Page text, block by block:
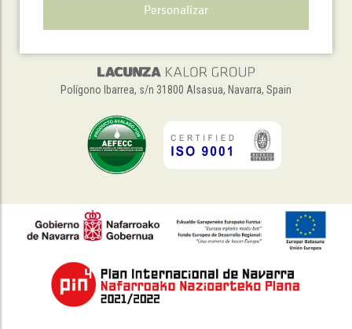
Polígono Ibarrea, s/n 31800 Alsasua, Navarra, Spain
Personalizar